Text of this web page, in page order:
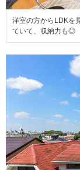
洋室の方からLDKを
ていて、収納力も◎